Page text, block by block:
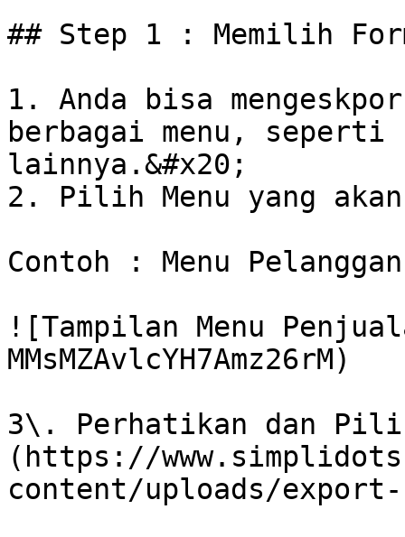
## Step 1 : Memilih
1. Anda bisa
berbagai menu, seperti
lainnya.&#x20;
2. Pilih Menu yang
Contoh : Menu Pelanggan
![Tampilan Menu
MMsMZAvlcYH7Amz26rM)
3\. Perhatikan dan
(https://
content/uploads/